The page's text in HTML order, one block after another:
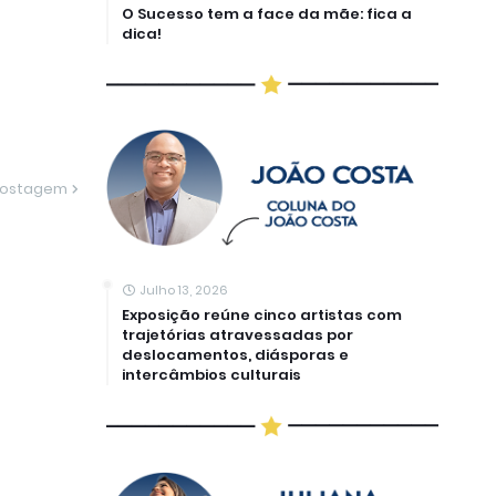
O Sucesso tem a face da mãe: fica a
dica!
Julho 13, 2026
Exposição reúne cinco artistas com
trajetórias atravessadas por
deslocamentos, diásporas e
intercâmbios culturais